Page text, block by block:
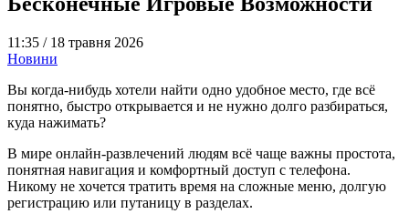
11:35 / 18 травня 2026
Новини
Вы когда-нибудь хотели найти одно удобное место, где всё
понятно, быстро открывается и не нужно долго разбираться,
куда нажимать?
В мире онлайн-развлечений людям всё чаще важны простота,
понятная навигация и комфортный доступ с телефона.
Никому не хочется тратить время на сложные меню, долгую
регистрацию или путаницу в разделах.